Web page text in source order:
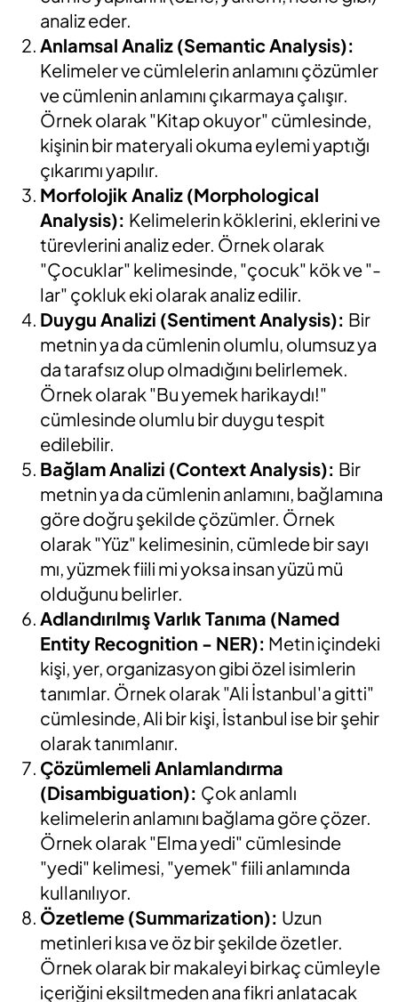
analiz eder.
Anlamsal Analiz (Semantic Analysis):
Kelimeler ve cümlelerin anlamını çözümler
ve cümlenin anlamını çıkarmaya çalışır.
Örnek olarak "Kitap okuyor" cümlesinde,
kişinin bir materyali okuma eylemi yaptığı
çıkarımı yapılır.
Morfolojik Analiz (Morphological
Analysis): Kelimelerin köklerini, eklerini ve
türevlerini analiz eder. Örnek olarak
"Çocuklar" kelimesinde, "çocuk" kök ve "-
lar" çokluk eki olarak analiz edilir.
Duygu Analizi (Sentiment Analysis): Bir
metnin ya da cümlenin olumlu, olumsuz ya
da tarafsız olup olmadığını belirlemek.
Örnek olarak "Bu yemek harikaydı!"
cümlesinde olumlu bir duygu tespit
edilebilir.
Bağlam Analizi (Context Analysis): Bir
metnin ya da cümlenin anlamını, bağlamına
göre doğru şekilde çözümler. Örnek
olarak "Yüz" kelimesinin, cümlede bir sayı
mı, yüzmek fiili mi yoksa insan yüzü mü
olduğunu belirler.
Adlandırılmış Varlık Tanıma (Named
Entity Recognition - NER): Metin içindeki
kişi, yer, organizasyon gibi özel isimlerin
tanımlar. Örnek olarak "Ali İstanbul'a gitti"
cümlesinde, Ali bir kişi, İstanbul ise bir şehir
olarak tanımlanır.
Çözümlemeli Anlamlandırma
(Disambiguation): Çok anlamlı
kelimelerin anlamını bağlama göre çözer.
Örnek olarak "Elma yedi" cümlesinde
"yedi" kelimesi, "yemek" fiili anlamında
kullanılıyor.
Özetleme (Summarization): Uzun
metinleri kısa ve öz bir şekilde özetler.
Örnek olarak bir makaleyi birkaç cümleyle
içeriğini eksiltmeden ana fikri anlatacak